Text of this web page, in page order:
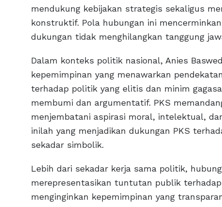
mendukung kebijakan strategis sekaligus
konstruktif. Pola hubungan ini
dukungan tidak menghilangkan tanggung
Dalam konteks politik nasional, Anies
kepemimpinan yang menawarkan
terhadap politik yang elitis dan minim
membumi dan argumentatif. PKS
menjembatani aspirasi moral, intelektual,
inilah yang menjadikan dukungan PKS
sekadar simbolik.
Lebih dari sekadar kerja sama politik,
merepresentasikan tuntutan publik
menginginkan kepemimpinan yang